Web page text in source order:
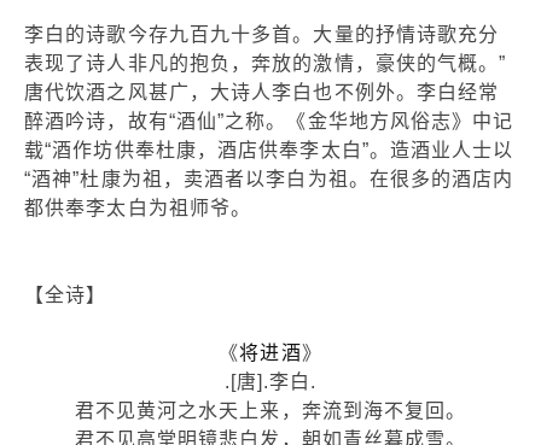
李白的诗歌今存九百九十多首。大量的抒情诗歌充分
表现了诗人非凡的抱负，奔放的激情，豪侠的气概。”
唐代饮酒之风甚广，大诗人李白也不例外。李白经常
醉酒吟诗，故有“酒仙”之称。《金华地方风俗志》中记
载“酒作坊供奉杜康，酒店供奉李太白”。造酒业人士以
“酒神”杜康为祖，卖酒者以李白为祖。在很多的酒店内
都供奉李太白为祖师爷。
【全诗】
《将进酒》
.[唐].李白.
君不见黄河之水天上来，奔流到海不复回。
君不见高堂明镜悲白发，朝如青丝暮成雪。